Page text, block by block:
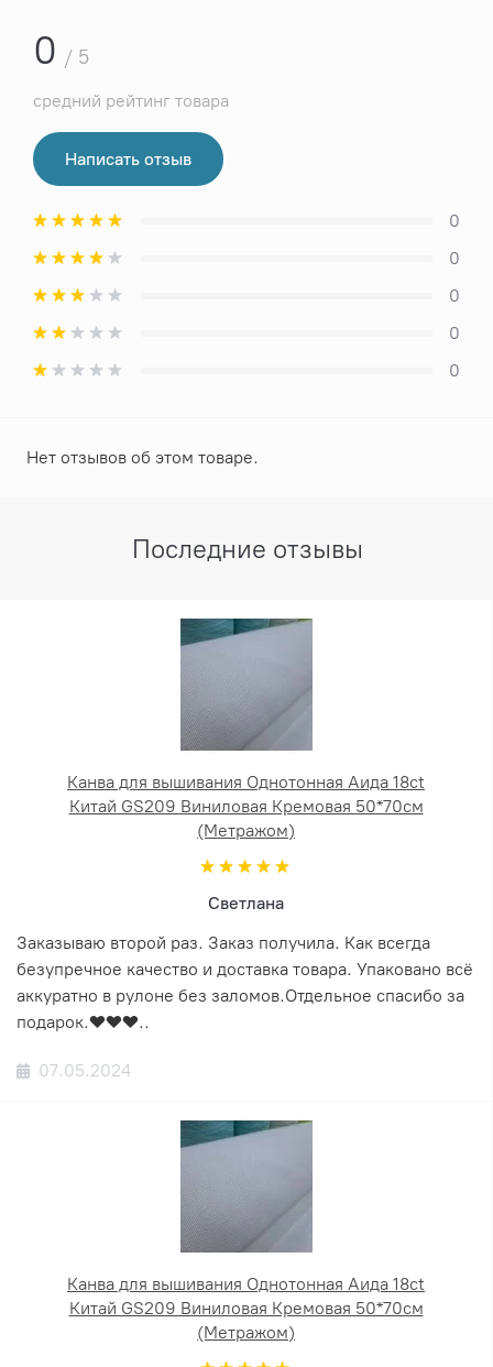
0 / 5
средний рейтинг товара
Написать отзыв
0
0
0
0
0
Нет отзывов об этом товаре.
Последние отзывы
Канва для вышивания Однотонная Аида 18ct
Китай GS209 Виниловая Кремовая 50*70см
(Метражом)
Светлана
Заказываю второй раз. Заказ получила. Как всегда
безупречное качество и доставка товара. Упаковано всё
аккуратно в рулоне без заломов.Отдельное спасибо за
подарок.❤️❤️❤️..
07.05.2024
Канва для вышивания Однотонная Аида 18ct
Китай GS209 Виниловая Кремовая 50*70см
(Метражом)